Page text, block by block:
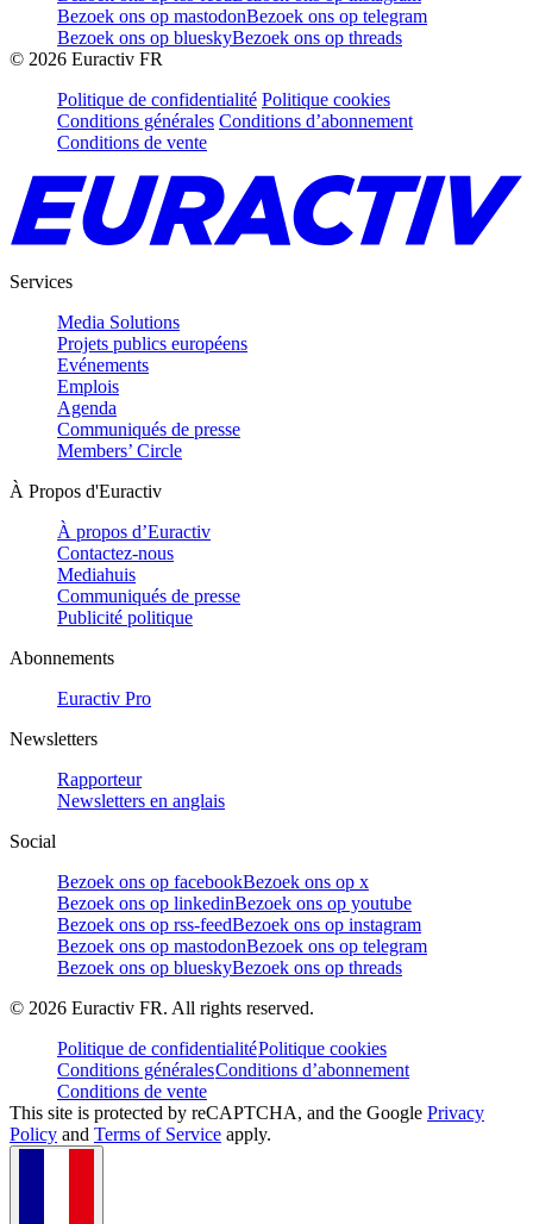
Bezoek ons op mastodonBezoek ons op telegram
Bezoek ons op blueskyBezoek ons op threads
© 2026 Euractiv FR
Politique de confidentialité Politique cookies
Conditions générales Conditions d’abonnement
Conditions de vente
Services
Media Solutions
Projets publics européens
Evénements
Emplois
Agenda
Communiqués de presse
Members’ Circle
À Propos d'Euractiv
À propos d’Euractiv
Contactez-nous
Mediahuis
Communiqués de presse
Publicité politique
Abonnements
Euractiv Pro
Newsletters
Rapporteur
Newsletters en anglais
Social
Bezoek ons op facebookBezoek ons op x
Bezoek ons op linkedinBezoek ons op youtube
Bezoek ons op rss-feedBezoek ons op instagram
Bezoek ons op mastodonBezoek ons op telegram
Bezoek ons op blueskyBezoek ons op threads
© 2026 Euractiv FR. All rights reserved.
Politique de confidentialitéPolitique cookies
Conditions généralesConditions d’abonnement
Conditions de vente
This site is protected by reCAPTCHA, and the Google Privacy
Policy and Terms of Service apply.